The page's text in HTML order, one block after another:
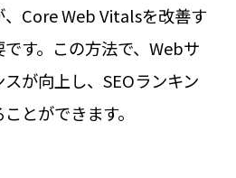
Core Web Vitalsを改善す
す。この方法で、Webサ
が向上し、SEOランキン
とができます。